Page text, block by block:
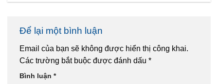
Để lại một bình luận
Email của bạn sẽ không được hiển thị công khai.
Các trường bắt buộc được đánh dấu *
Bình luận *